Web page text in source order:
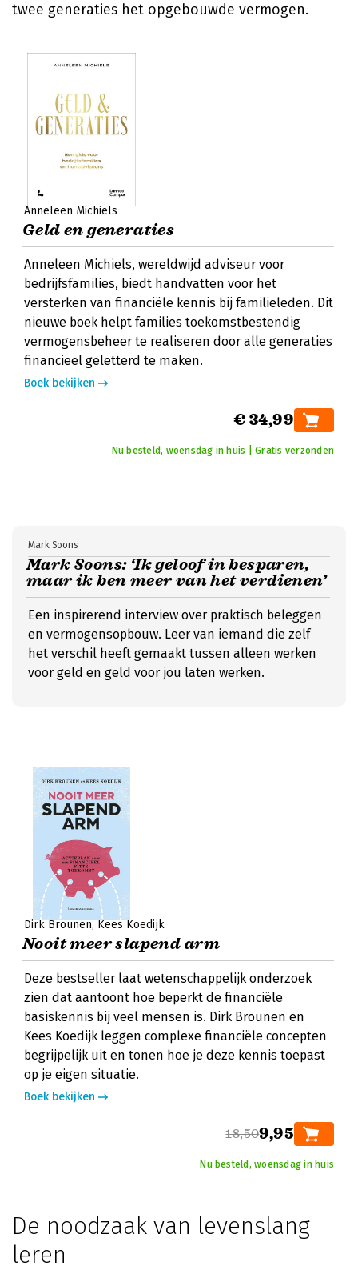
twee generaties het opgebouwde vermogen.
Anneleen Michiels
Geld en generaties
Anneleen Michiels, wereldwijd adviseur voor
bedrijfsfamilies, biedt handvatten voor het
versterken van financiële kennis bij familieleden. Dit
nieuwe boek helpt families toekomstbestendig
vermogensbeheer te realiseren door alle generaties
financieel geletterd te maken.
Boek bekijken
€ 34,99
Nu besteld, woensdag in huis | Gratis verzonden
Mark Soons: ‘Ik geloof in besparen,
maar ik ben meer van het verdienen’
Mark Soons
Een inspirerend interview over praktisch beleggen
en vermogensopbouw. Leer van iemand die zelf
het verschil heeft gemaakt tussen alleen werken
voor geld en geld voor jou laten werken.
Dirk Brounen Kees Koedijk
Nooit meer slapend arm
Deze bestseller laat wetenschappelijk onderzoek
zien dat aantoont hoe beperkt de financiële
basiskennis bij veel mensen is. Dirk Brounen en
Kees Koedijk leggen complexe financiële concepten
begrijpelijk uit en tonen hoe je deze kennis toepast
op je eigen situatie.
Boek bekijken
18,509,95
Nu besteld, woensdag in huis
De noodzaak van levenslang
leren